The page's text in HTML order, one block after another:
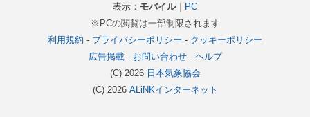
表示： モバイル｜ PC
※PCの閲覧は一部制限されます
利用規約 - プライバシーポリシー - クッキーポリシー
広告掲載- お問い合わせ- ヘルプ
(C) 2026 日本気象協会
(C) 2026 ALiNKインターネット